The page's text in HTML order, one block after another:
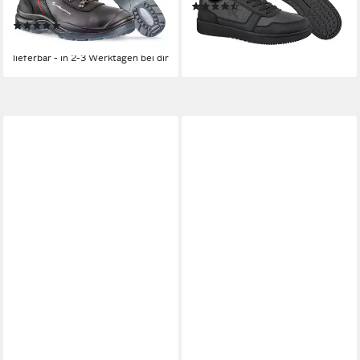
Ölbeständige Laufsohle
(3)
ab 67,99 €
lieferbar - in 2-3 Werktagen bei dir
(2)
63,99 €
lieferbar - in 2-3 Werktagen bei dir